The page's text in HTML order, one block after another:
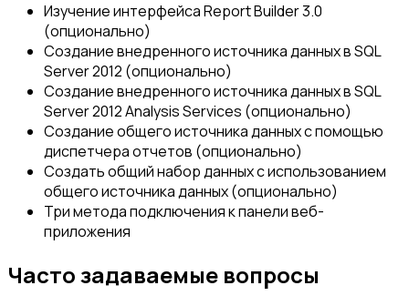
Изучение интерфейса Report Builder 3.0
(опционально)
Создание внедренного источника данных в SQL
Server 2012 (опционально)
Создание внедренного источника данных в SQL
Server 2012 Analysis Services (опционально)
Создание общего источника данных с помощью
диспетчера отчетов (опционально)
Создать общий набор данных с использованием
общего источника данных (опционально)
Три метода подключения к панели веб-
приложения
Часто задаваемые вопросы